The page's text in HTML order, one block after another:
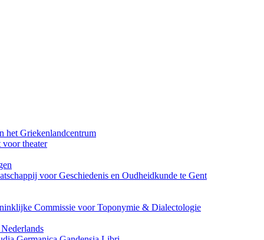
het Griekenlandcentrum
theater
voor Geschiedenis en Oudheidkunde te Gent
Commissie voor Toponymie & Dialectologie